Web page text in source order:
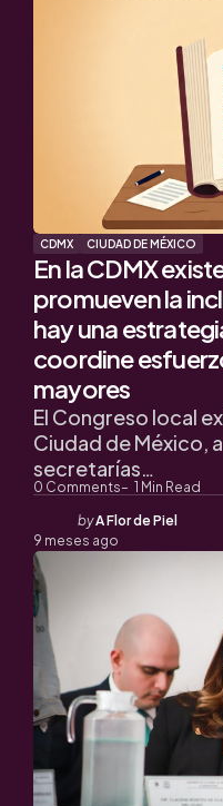
CDMX CIUDAD DE MÉXICO
En la CDMX
promueven la
hay una
coordine
mayores
0 Comments 1 Min Read
El Congreso local
Ciudad de México,
secretarías…
Posted
by
byA Flor de Piel
9 meses ago